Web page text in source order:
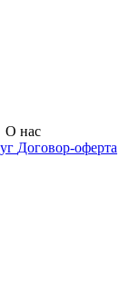
О нас
Договор-оферта